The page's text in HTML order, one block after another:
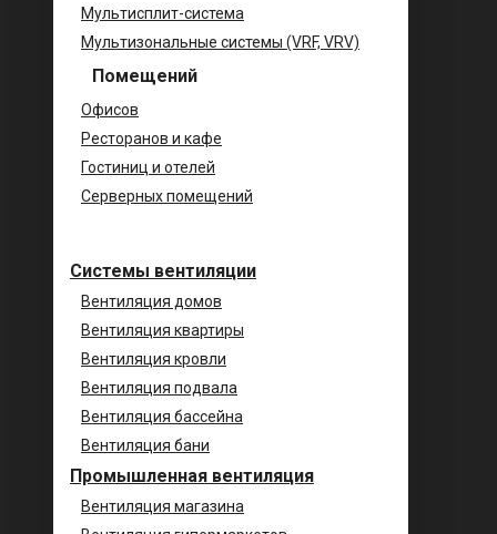
Мультисплит-система
Мультизональные системы (VRF, VRV)
Помещений
Офисов
Ресторанов и кафе
Гостиниц и отелей
Серверных помещений
Системы вентиляции
Вентиляция домов
Вентиляция квартиры
Вентиляция кровли
Вентиляция подвала
Вентиляция бассейна
Вентиляция бани
Промышленная вентиляция
Вентиляция магазина